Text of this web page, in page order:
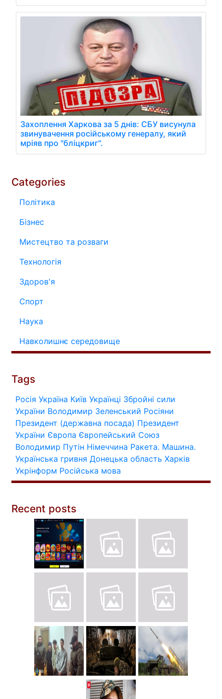
Захоплення Харкова за 5 днів: СБУ висунула
звинувачення російському генералу, який
мріяв про "бліцкриг".
Categories
Політика
Бізнес
Мистецтво та розваги
Технологія
Здоров'я
Спорт
Наука
Навколишнє середовище
Tags
Росія Україна Київ Українці Збройні сили
України Володимир Зеленський Росіяни
Президент (державна посада) Президент
України Європа Європейський Союз
Володимир Путін Німеччина Ракета. Машина.
Українська гривня Донецька область Харків
Укрінформ Російська мова
Recent posts